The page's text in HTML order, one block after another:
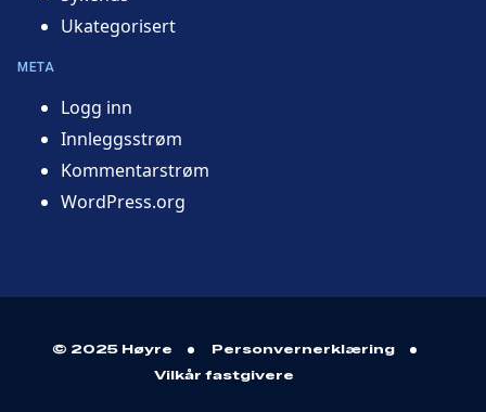
Ukategorisert
META
Logg inn
Innleggsstrøm
Kommentarstrøm
WordPress.org
© 2025 Høyre
Personvernerklæring
Vilkår fastgivere